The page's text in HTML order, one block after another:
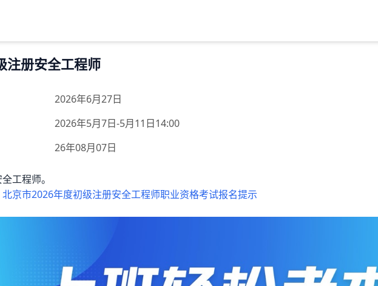
注册安全工程师
2026年6月27日
2026年5月7日-5月11日14:00
26年08月07日
工程师。
北京市2026年度初级注册安全工程师职业资格考试报名提示